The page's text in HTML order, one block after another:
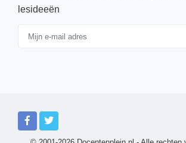
lesideeën